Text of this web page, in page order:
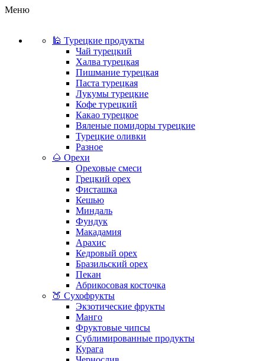
Меню
🕌 Турецкие продукты
Чай турецкий
Халва турецкая
Пишмание турецкая
Паста турецкая
Лукумы турецкие
Кофе турецкий
Какао турецкое
Вяленые помидоры турецкие
Турецкие оливки
Разное
🌰 Орехи
Ореховые смеси
Грецкий орех
Фисташка
Кешью
Миндаль
Фундук
Макадамия
Арахис
Кедровый орех
Бразильский орех
Пекан
Абрикосовая косточка
🍑 Сухофрукты
Экзотические фрукты
Манго
Фруктовые чипсы
Сублимированные продукты
Курага